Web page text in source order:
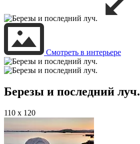
Смотреть в интерьере
Березы и последний луч.
110 x 120